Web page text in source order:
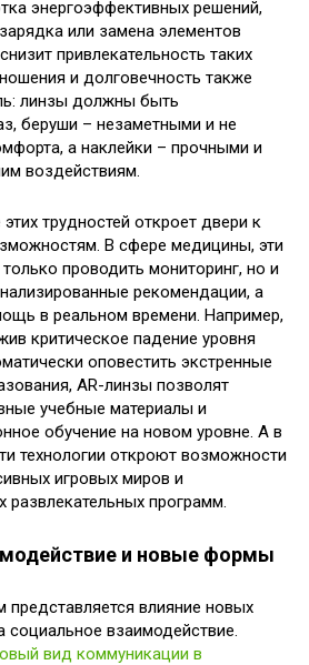
энергоэффективных решений,
или замена элементов
привлекательность таких
и долговечность также
линзы должны быть
беруши – незаметными и не
а наклейки – прочными и
воздействиям.
трудностей откроет двери к
В сфере медицины, эти
проводить мониторинг, но и
рекомендации, а
в реальном времени. Например,
критическое падение уровня
оповестить экстренные
AR-линзы позволят
учебные материалы и
обучение на новом уровне. А в
технологии откроют возможности
игровых миров и
развлекательных программ.
и новые формы
влияние новых
социальное взаимодействие.
вид коммуникации в